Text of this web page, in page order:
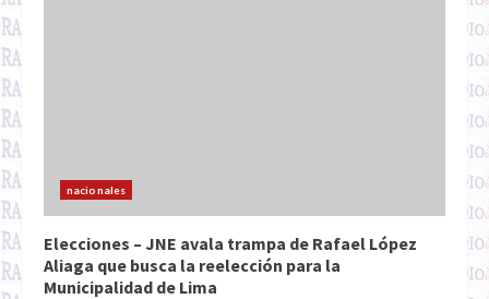
nacionales
Elecciones – JNE avala trampa de Rafael López
Aliaga que busca la reelección para la
Municipalidad de Lima